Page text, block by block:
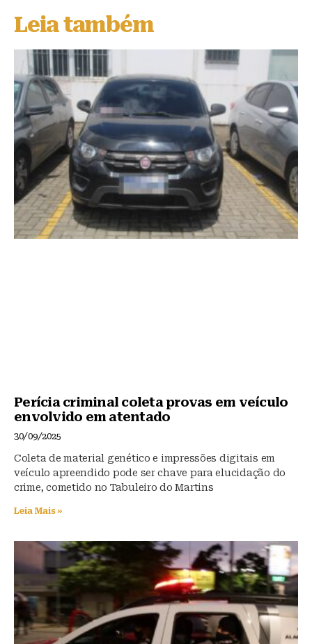
s
k
y
e
b
o
o
k
s
A
p
Leia também
Perícia criminal coleta provas em veículo
envolvido em atentado
30/09/2025
Coleta de material genético e impressões digitais em
veículo apreendido pode ser chave para elucidação do
crime, cometido no Tabuleiro do Martins
Leia Mais »